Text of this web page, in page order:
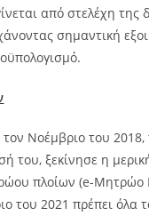
από στελέχη της
σημαντική
τον Νοέμβριο του
του, ξεκίνησε η
πλοίων (e-Μητρώο
του 2021 πρέπει όλα